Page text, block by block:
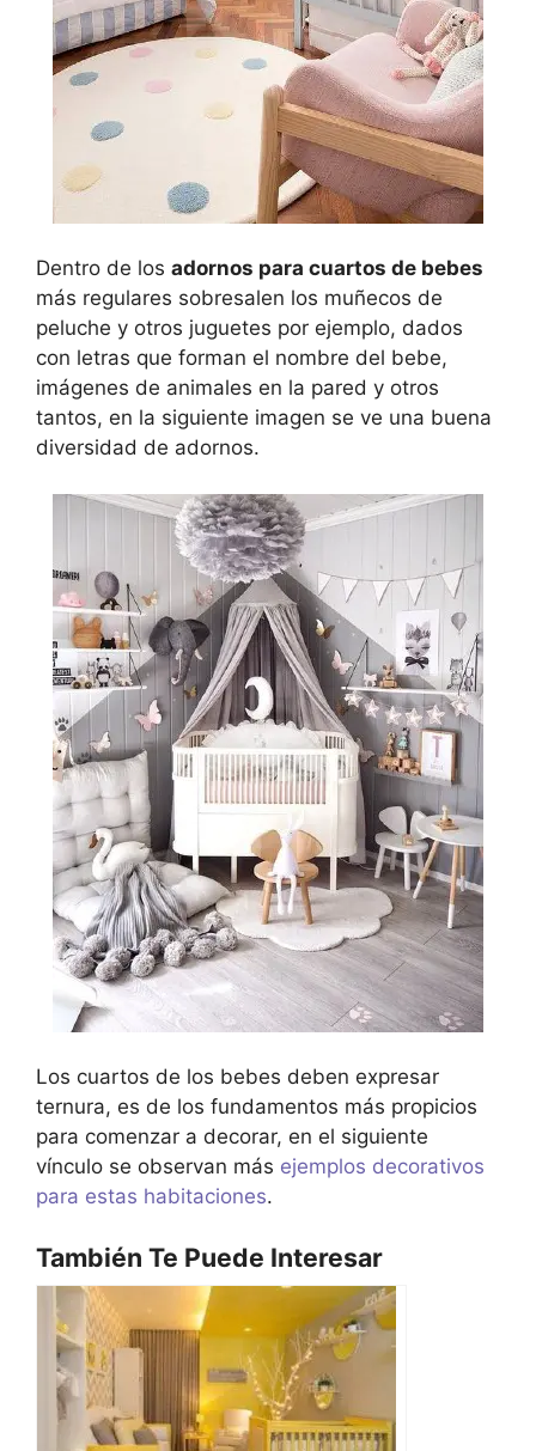
Dentro de los adornos para cuartos de bebes
más regulares sobresalen los muñecos de
peluche y otros juguetes por ejemplo, dados
con letras que forman el nombre del bebe,
imágenes de animales en la pared y otros
tantos, en la siguiente imagen se ve una buena
diversidad de adornos.
Los cuartos de los bebes deben expresar
ternura, es de los fundamentos más propicios
para comenzar a decorar, en el siguiente
vínculo se observan más ejemplos decorativos
para estas habitaciones.
También Te Puede Interesar